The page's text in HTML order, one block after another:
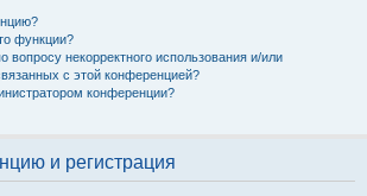
функции?
вопросу некорректного использования и/или
с этой конференцией?
конференции?
и регистрация